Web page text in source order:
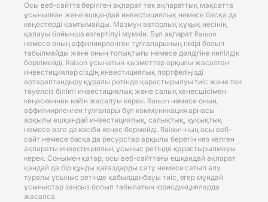
Осы веб-сайтта берілген ақпарат тек ақпараттық мақсатта
ұсынылған және ешқандай инвестициялық немесе басқа да
кеңестерді қамтымайды. Мазмұн авторлық құқық иесінің
қалауы бойынша өзгертілуі мүмкін. Бұл ақпарат Raison
немесе оның аффилиирленген тұлғаларының пікірі болып
табылмайды және оның толықтығы немесе дәлдігіне кепілдік
берілмейді. Raison ұсынатын қызметтер арқылы жасалған
инвестициялар сіздің инвестициялық портфеліңізді
әртараптандыру құралы ретінде қарастырылуы тиіс және тек
тәуелсіз білікті инвестициялық және салық кеңесшісімен
кеңескеннен кейін жасалуы керек. Raison немесе оның
аффилиирленген тұлғалары бұл коммуникация арнасы
арқылы ешқандай инвестициялық, салықтық, құқықтық
немесе өзге де кәсіби кеңес бермейді. Raison-ның осы веб-
сайт немесе басқа да ресурстар арқылы беретін кез келген
ақпараты инвестициялық ұсыныс ретінде қарастырылмауы
керек. Сонымен қатар, осы веб-сайттағы ешқандай ақпарат
қандай да бір құнды қағаздарды сату немесе сатып алу
туралы ұсыныс ретінде қабылданбауы тиіс, егер мұндай
ұсыныстар заңсыз болып табылатын юрисдикцияларда
жасалса.